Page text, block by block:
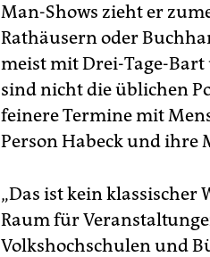
Man-Shows zieht er
Rathäusern oder
meist mit Drei-Tage-
sind nicht die üblichen
feinere Termine mit
Person Habeck und ihre
„Das ist kein klassischer
Raum für
Volkshochschulen und